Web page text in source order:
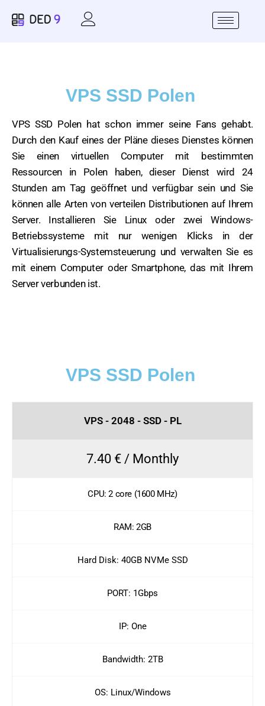
VPS SSD Polen
VPS SSD Polen hat schon immer seine Fans gehabt.
Durch den Kauf eines der Pläne dieses Dienstes können
Sie einen virtuellen Computer mit bestimmten
Ressourcen in Polen haben, dieser Dienst wird 24
Stunden am Tag geöffnet und verfügbar sein und Sie
können alle Arten von verteilen Distributionen auf Ihrem
Server. Installieren Sie Linux oder zwei Windows-
Betriebssysteme mit nur wenigen Klicks in der
Virtualisierungs-Systemsteuerung und verwalten Sie es
mit einem Computer oder Smartphone, das mit Ihrem
Server verbunden ist.
VPS SSD Polen
VPS - 2048 - SSD - PL
7.40 € / Monthly
CPU: 2 core (1600 MHz)
RAM: 2GB
Hard Disk: 40GB NVMe SSD
PORT: 1Gbps
IP: One
Bandwidth: 2TB
OS: Linux/Windows